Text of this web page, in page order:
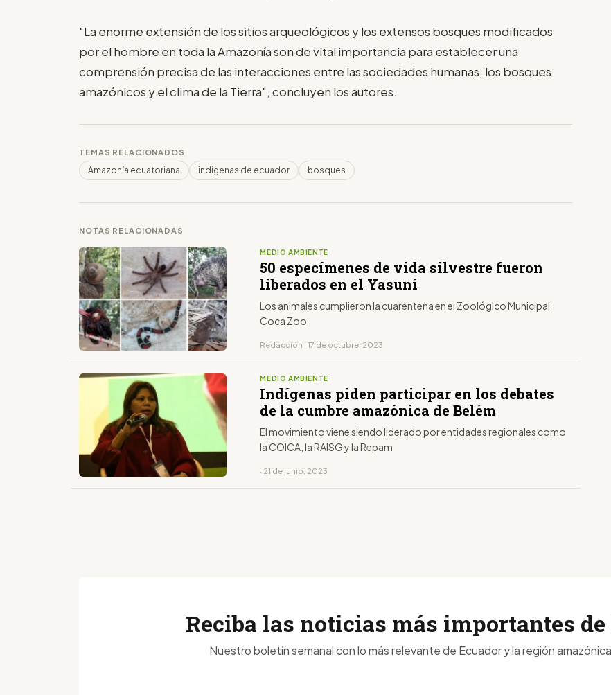
"La enorme extensión de los sitios arqueológicos y los extensos bosques modificados
por el hombre en toda la Amazonía son de vital importancia para establecer una
comprensión precisa de las interacciones entre las sociedades humanas, los bosques
amazónicos y el clima de la Tierra", concluyen los autores.
TEMAS RELACIONADOS
Amazonía ecuatoriana indigenas de ecuador bosques
NOTAS RELACIONADAS
MEDIO AMBIENTE
50 especímenes de vida silvestre fueron
liberados en el Yasuní
Los animales cumplieron la cuarentena en el Zoológico Municipal
Coca Zoo
Redacción · 17 de octubre, 2023
MEDIO AMBIENTE
Indígenas piden participar en los debates
de la cumbre amazónica de Belém
El movimiento viene siendo liderado por entidades regionales como
la COICA, la RAISG y la Repam
· 21 de junio, 2023
Reciba las noticias más importantes
Nuestro boletín semanal con lo más relevante de Ecuador y la región